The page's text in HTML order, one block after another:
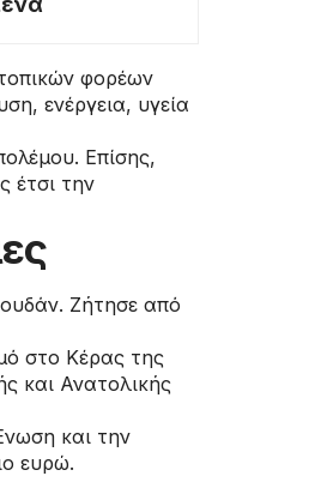
φορέων
ενέργεια, υγεία
Επίσης,
έτσι την
Ζήτησε από
στο Κέρας της
και Ανατολικής
και την
ευρώ.